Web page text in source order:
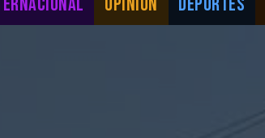
OPINIÓN DEPORTES